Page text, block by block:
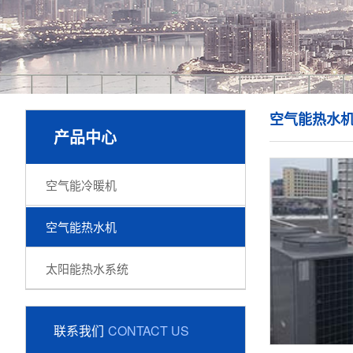
产品中心
空气能冷暖机
空气能热水机
太阳能热水系统
联系我们 CONTACT US
空气能热水